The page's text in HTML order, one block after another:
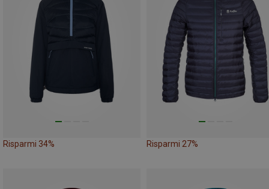
Risparmi 34% Risparmi 27%